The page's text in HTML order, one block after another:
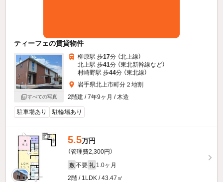
ティーフェの賃貸物件
すべての写真
柳原駅 歩17分 （北上線）
北上駅 歩41分 （東北新幹線など）
村崎野駅 歩44分 （東北線）
岩手県北上市町分２地割
2階建 / 7年9ヶ月 / 木造
駐車場あり 駐輪場あり
5.5万円
（管理費2,300円）
敷 不要 礼 1.0ヶ月
2階 / 1LDK / 43.47㎡